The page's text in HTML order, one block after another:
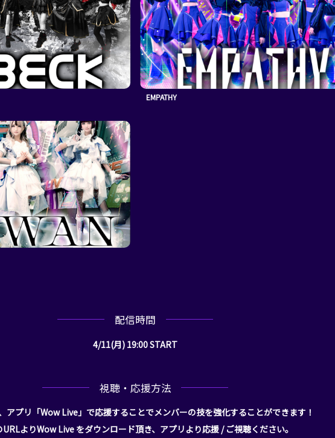
EMPATHY
配信時間
4/11(月) 19:00 START
視聴・応援方法
アプリ「Wow Live」で応援することでメンバーの技を強化することができます！
URLよりWow Live をダウンロード頂き、アプリより応援 / ご視聴ください。